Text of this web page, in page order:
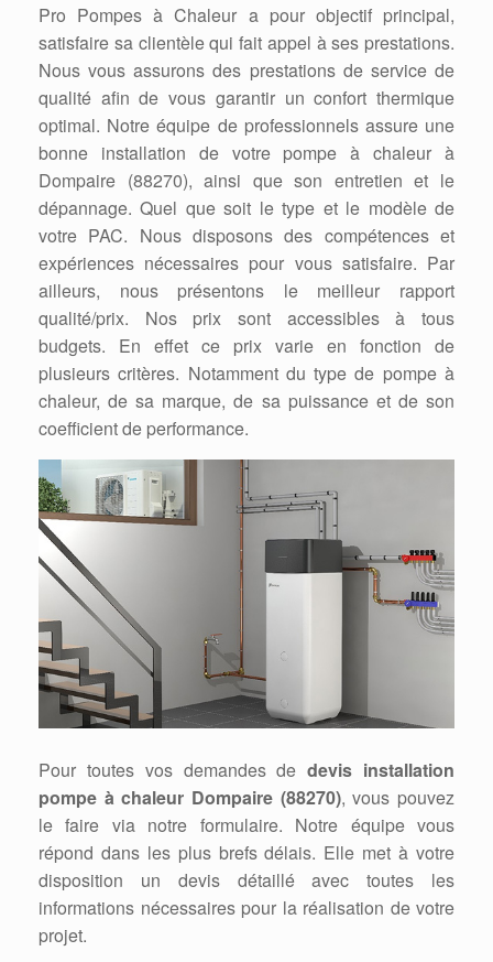
Pro Pompes à Chaleur a pour objectif principal,
satisfaire sa clientèle qui fait appel à ses prestations.
Nous vous assurons des prestations de service de
qualité afin de vous garantir un confort thermique
optimal. Notre équipe de professionnels assure une
bonne installation de votre pompe à chaleur à
Dompaire (88270), ainsi que son entretien et le
dépannage. Quel que soit le type et le modèle de
votre PAC. Nous disposons des compétences et
expériences nécessaires pour vous satisfaire. Par
ailleurs, nous présentons le meilleur rapport
qualité/prix. Nos prix sont accessibles à tous
budgets. En effet ce prix varie en fonction de
plusieurs critères. Notamment du type de pompe à
chaleur, de sa marque, de sa puissance et de son
coefficient de performance.
Pour toutes vos demandes dedevis installation
pompe à chaleur Dompaire (88270), vous pouvez
le faire via notre formulaire. Notre équipe vous
répond dans les plus brefs délais. Elle met à votre
disposition un devis détaillé avec toutes les
informations nécessaires pour la réalisation de votre
projet.